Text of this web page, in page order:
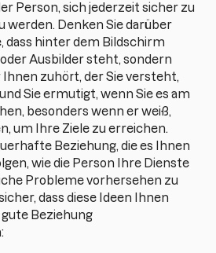
Person, sich jederzeit sicher zu
werden. Denken Sie darüber
dass hinter dem Bildschirm
Ausbilder steht, sondern
Ihnen zuhört, der Sie versteht,
Sie ermutigt, wenn Sie es am
besonders wenn er weiß,
um Ihre Ziele zu erreichen.
Beziehung, die es Ihnen
wie die Person Ihre Dienste
Probleme vorhersehen zu
dass diese Ideen Ihnen
Beziehung